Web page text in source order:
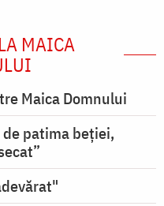
MAICA
Maica Domnului
patima beției,